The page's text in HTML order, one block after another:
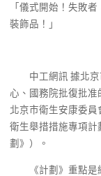
「儀式開始！失敗
裝飾品！」
中工網訊 據北京
心、國務院批復批准
北京市衛生安康委
衛生舉措措施專項
劃》）。
《計劃》重點是細